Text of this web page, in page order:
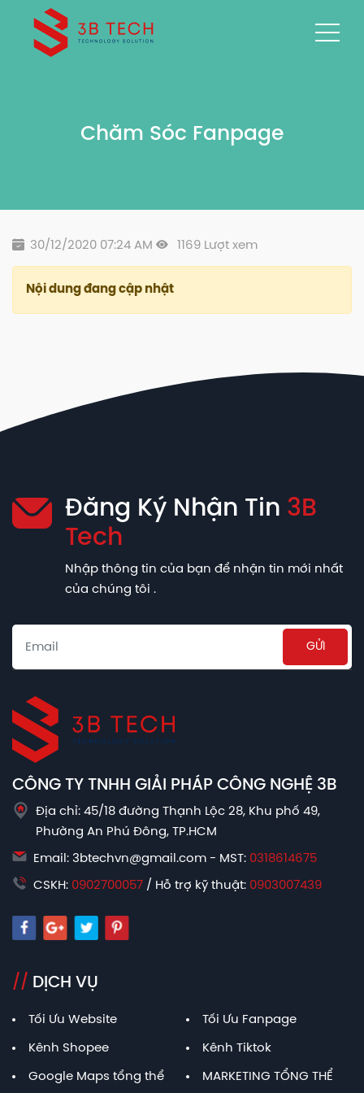
Chăm Sóc Fanpage
30/12/2020 07:24 AM 1169 Lượt xem
Nội dung đang cập nhật
Đăng Ký Nhận Tin 3B
Tech
Nhập thông tin của bạn để nhận tin mới nhất
của chúng tôi .
Email
CÔNG TY TNHH GIẢI PHÁP CÔNG NGHỆ 3B
Địa chỉ: 45/18 đường Thạnh Lộc 28, Khu phố 49,
Phường An Phú Đông, TP.HCM
Email: 3btechvn@gmail.com - MST: 0318614675
CSKH: 0902700057 / Hỗ trợ kỹ thuật: 0903007439
// DỊCH VỤ
Tối Ưu Website Tối Ưu Fanpage
Kênh Shopee Kênh Tiktok
Google Maps tổng thể MARKETING TỔNG THỂ